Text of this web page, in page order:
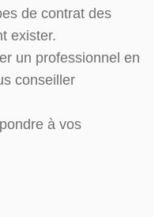
de contrat des
exister.
un professionnel en
conseiller
à vos